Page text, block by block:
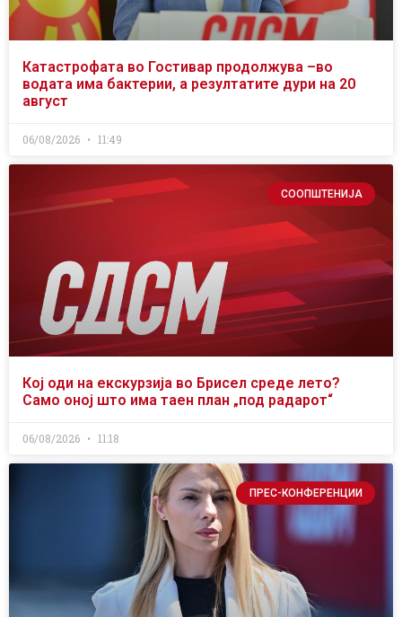
Катастрофата во Гостивар продолжува –во
водата има бактерии, а резултатите дури на 20
август
06/08/2026 11:49
СООПШТЕНИЈА
Кој оди на екскурзија во Брисел среде лето?
Само оној што има таен план „под радарот“
06/08/2026 11:18
ПРЕС-КОНФЕРЕНЦИИ